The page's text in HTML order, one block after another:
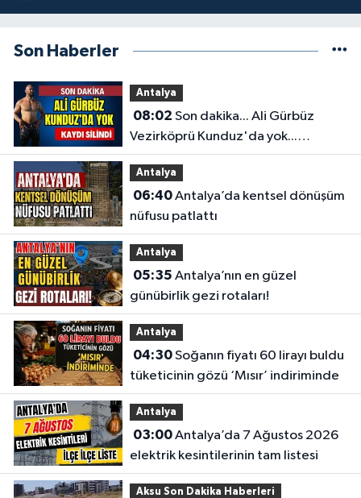
Son Haberler
Antalya
08:02
Vezirköprü Kunduz'da yok...
Antalyalı başpehlivanın ismi
sistemden silindi
Antalya
06:40Antalya’da kentsel dönüşüm
nüfusu patlattı
Antalya
05:35
günübirlik gezi rotaları!
Antalya
04:30Soğanın fiyatı 60 lirayı buldu
tüketicinin gözü ‘Mısır’ indiriminde
Antalya
03:00Antalya’da 7 Ağustos 2026
elektrik kesintilerinin tam listesi
Aksu Son Dakika Haberleri